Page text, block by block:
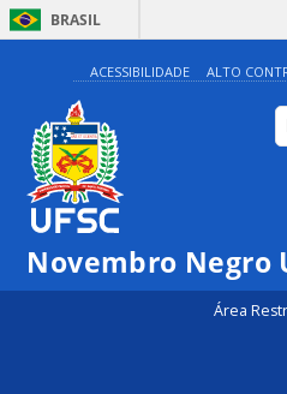
BRASIL
ACESSIBILIDADE ALTO
Novembro Negro
Área